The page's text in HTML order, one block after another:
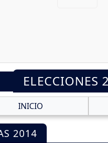
ELECCIONES
INICIO
2014